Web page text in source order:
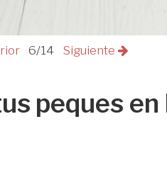
6/14 Siguiente
peques en